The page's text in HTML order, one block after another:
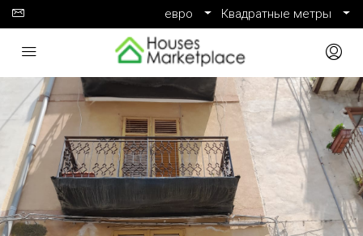
евро Квадратные метры